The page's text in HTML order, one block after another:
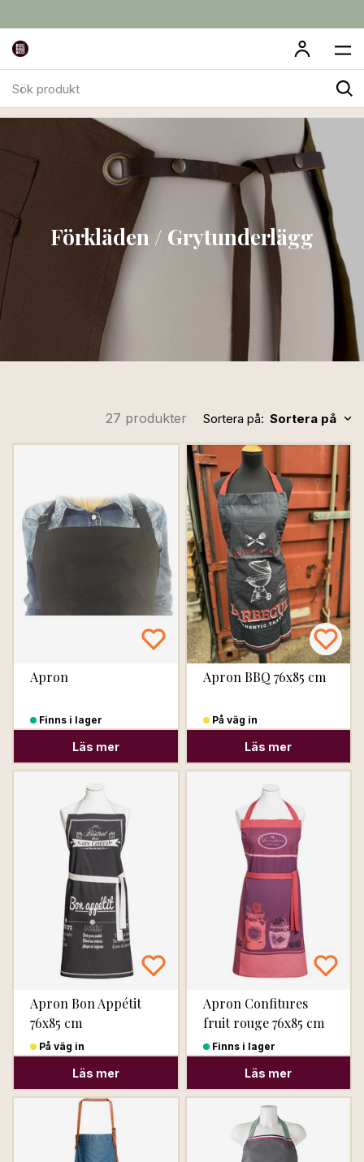
produktTill Köket
Förkläden / Grytunderlägg
27 produkter Sortera på: Sortera på
Apron
Finns i lager
Läs mer
Apron BBQ 76x85 cm
På väg in
Läs mer
Apron Bon Appétit
76x85 cm
På väg in
Läs mer
Apron Confitures
fruit rouge 76x85 cm
Finns i lager
Läs mer